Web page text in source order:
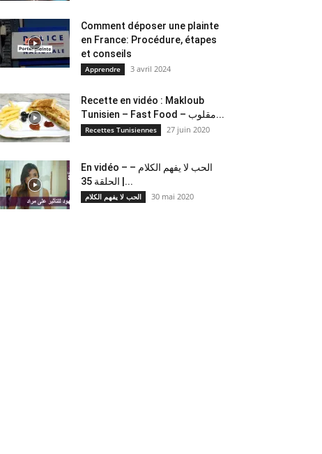
Comment déposer une plainte
en France: Procédure, étapes
et conseils
Apprendre 3 avril 2024
Recette en vidéo : Makloub
Tunisien – Fast Food – مقلوب...
Recettes Tunisiennes 27 juin 2020
En vidéo – الحب لا يفهم الكلام –
الحلقة 35 |...
الحب لا يفهم الكلام 30 mai 2020